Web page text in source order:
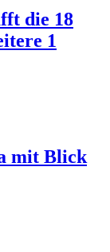
die 18
1
mit Blick